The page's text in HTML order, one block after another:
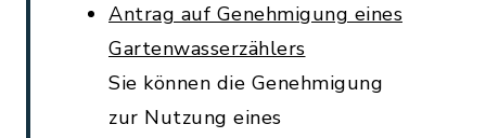
Antrag auf Genehmigung eines
Gartenwasserzählers
Sie können die Genehmigung
zur Nutzung eines